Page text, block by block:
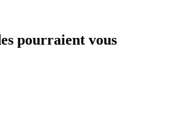
pourraient vous